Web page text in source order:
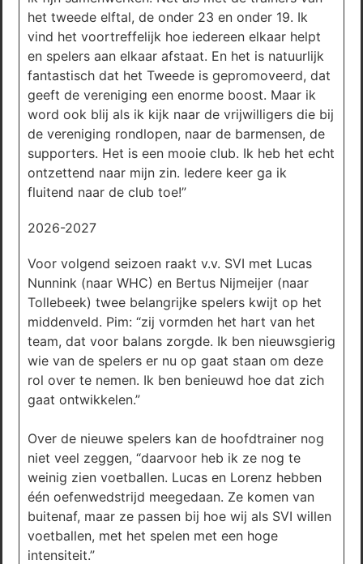
het tweede elftal, de onder 23 en onder 19. Ik
vind het voortreffelijk hoe iedereen elkaar helpt
en spelers aan elkaar afstaat. En het is natuurlijk
fantastisch dat het Tweede is gepromoveerd, dat
geeft de vereniging een enorme boost. Maar ik
word ook blij als ik kijk naar de vrijwilligers die bij
de vereniging rondlopen, naar de barmensen, de
supporters. Het is een mooie club. Ik heb het echt
ontzettend naar mijn zin. Iedere keer ga ik
fluitend naar de club toe!”
2026-2027
Voor volgend seizoen raakt v.v. SVI met Lucas
Nunnink (naar WHC) en Bertus Nijmeijer (naar
Tollebeek) twee belangrijke spelers kwijt op het
middenveld. Pim: “zij vormden het hart van het
team, dat voor balans zorgde. Ik ben nieuwsgierig
wie van de spelers er nu op gaat staan om deze
rol over te nemen. Ik ben benieuwd hoe dat zich
gaat ontwikkelen.”
Over de nieuwe spelers kan de hoofdtrainer nog
niet veel zeggen, “daarvoor heb ik ze nog te
weinig zien voetballen. Lucas en Lorenz hebben
één oefenwedstrijd meegedaan. Ze komen van
buitenaf, maar ze passen bij hoe wij als SVI willen
voetballen, met het spelen met een hoge
intensiteit.”